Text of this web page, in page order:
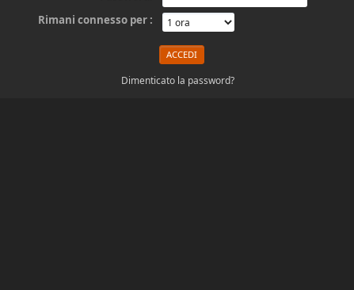
Rimani connesso per :
Dimenticato la password?